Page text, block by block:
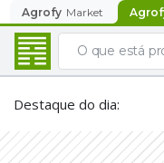
Agrofy Market
Destaque do dia: